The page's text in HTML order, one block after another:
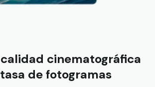
cinematográfica
de fotogramas